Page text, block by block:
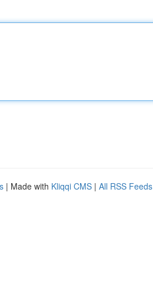
| Made with Kliqqi CMS | All RSS Feeds